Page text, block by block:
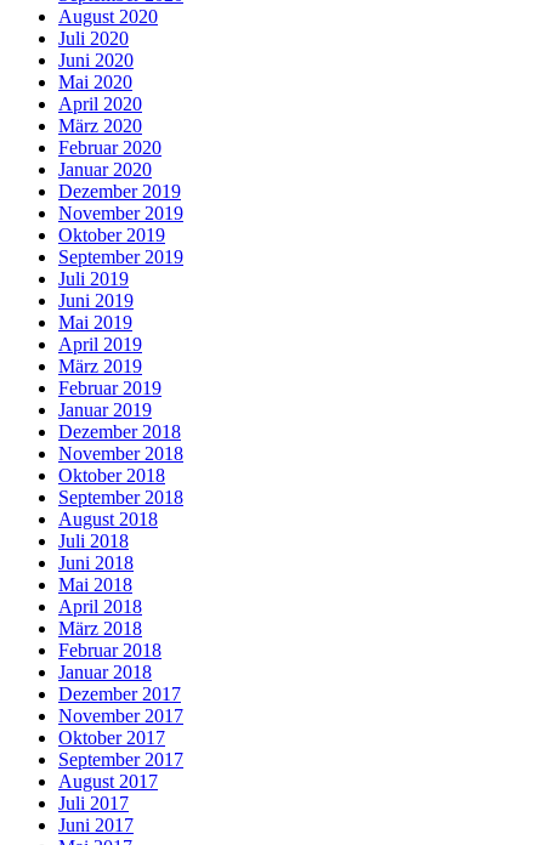
August 2020
Juli 2020
Juni 2020
Mai 2020
April 2020
März 2020
Februar 2020
Januar 2020
Dezember 2019
November 2019
Oktober 2019
September 2019
Juli 2019
Juni 2019
Mai 2019
April 2019
März 2019
Februar 2019
Januar 2019
Dezember 2018
November 2018
Oktober 2018
September 2018
August 2018
Juli 2018
Juni 2018
Mai 2018
April 2018
März 2018
Februar 2018
Januar 2018
Dezember 2017
November 2017
Oktober 2017
September 2017
August 2017
Juli 2017
Juni 2017